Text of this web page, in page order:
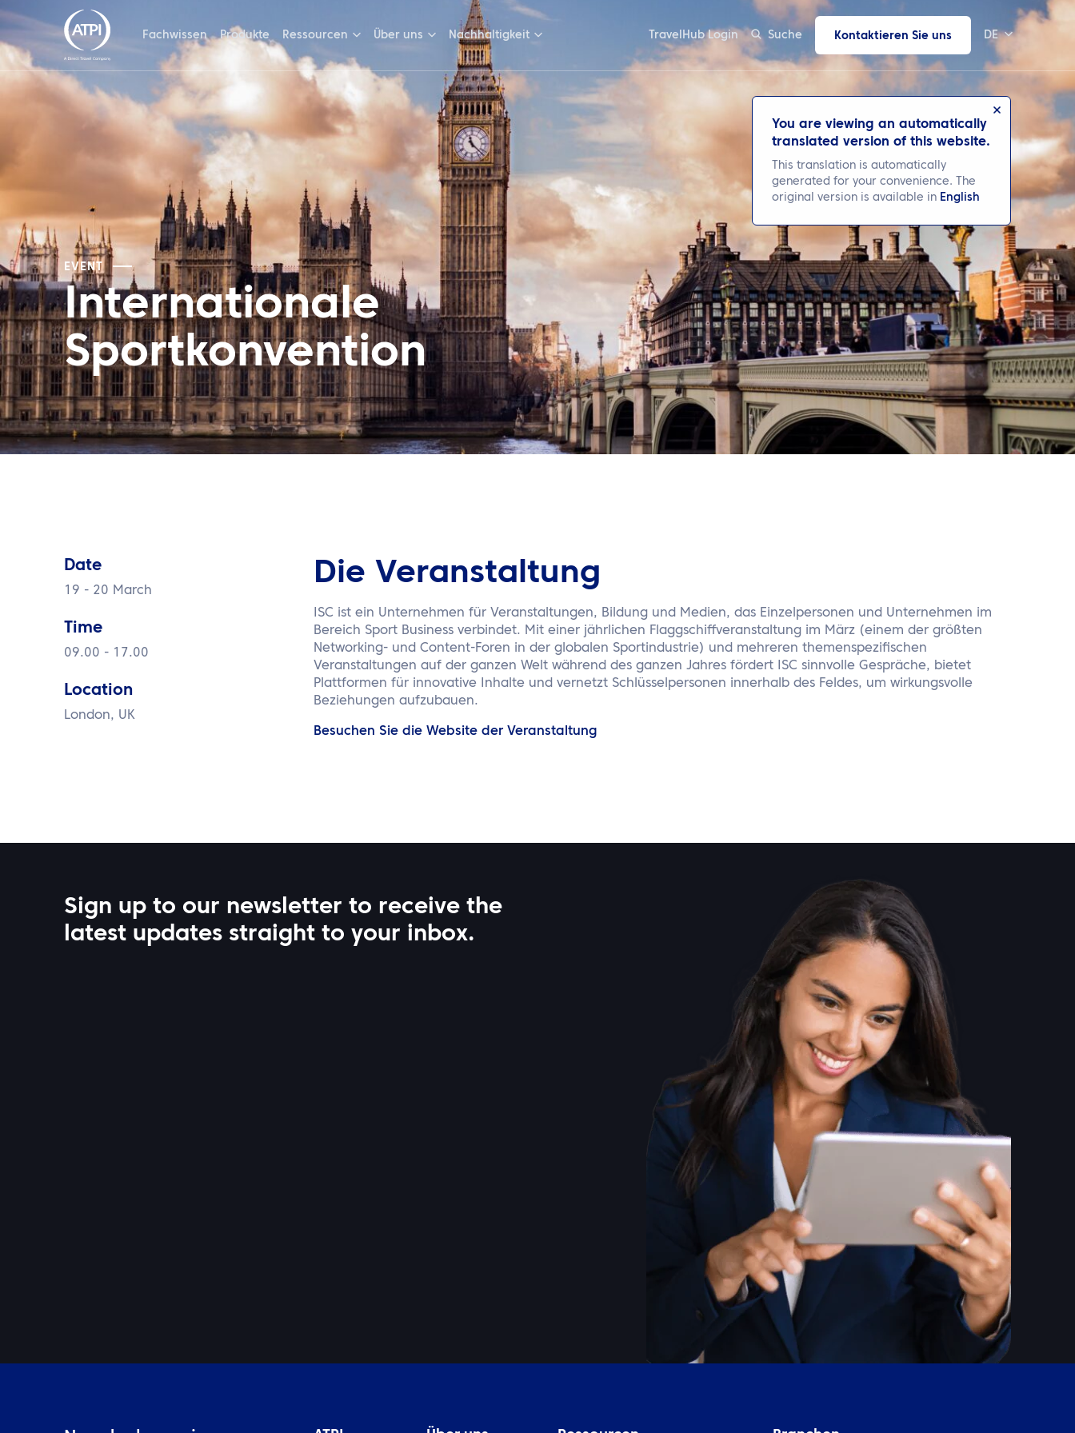
Fachwissen Produkte Ressourcen Über uns Nachhaltigkeit TravelHub Login Suche Kontaktieren Sie uns DE
You are viewing an automatically
translated version of this website.
This translation is automatically
generated for your convenience. The
original version is available in English
EVENT
Internationale
Sportkonvention
Date
19 - 20 March
Time
09.00 - 17.00
Location
London, UK
Die Veranstaltung
ISC ist ein Unternehmen für Veranstaltungen, Bildung und Medien, das Einzelpersonen und Unternehmen im
Bereich Sport Business verbindet. Mit einer jährlichen Flaggschiffveranstaltung im März (einem der größten
Networking- und Content-Foren in der globalen Sportindustrie) und mehreren themenspezifischen
Veranstaltungen auf der ganzen Welt während des ganzen Jahres fördert ISC sinnvolle Gespräche, bietet
Plattformen für innovative Inhalte und vernetzt Schlüsselpersonen innerhalb des Feldes, um wirkungsvolle
Beziehungen aufzubauen.
Besuchen Sie die Website der Veranstaltung
Sign up to our newsletter to receive the
latest updates straight to your inbox.